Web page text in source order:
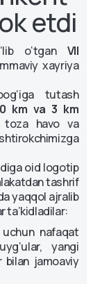
etdi
o‘tgan VII
xayriya
tutash
km va 3 km
toza havo va
oid logotip
tashrif
yaqqol ajralib
ta’kidladilar:
nafaqat
yangi
bilan jamoaviy